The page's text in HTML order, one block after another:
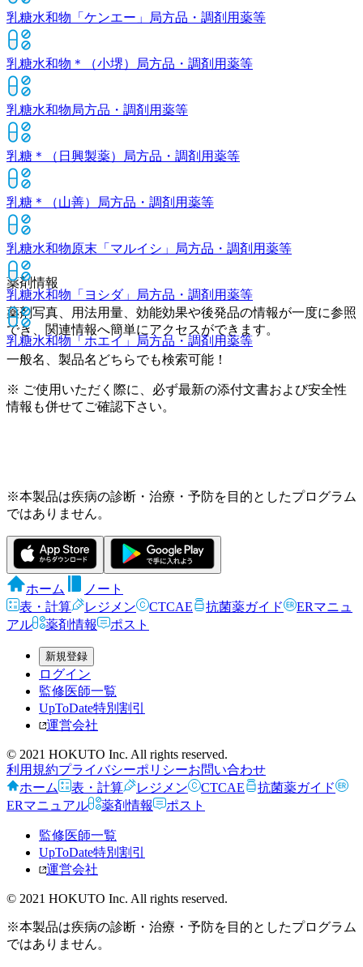
乳糖水和物「ケンエー」 局方品・調剤用薬等
乳糖水和物＊（小堺） 局方品・調剤用薬等
乳糖水和物局方品・調剤用薬等
乳糖＊（日興製薬） 局方品・調剤用薬等
乳糖＊（山善） 局方品・調剤用薬等
乳糖水和物原末「マルイシ」 局方品・調剤用薬等
乳糖水和物「ヨシダ」 局方品・調剤用薬等
乳糖水和物「ホエイ」 局方品・調剤用薬等
薬剤情報
薬剤写真、用法用量、効能効果や後発品の情報が一度に参照
でき、関連情報へ簡単にアクセスができます。
一般名、製品名どちらでも検索可能！
※ ご使用いただく際に、必ず最新の添付文書および安全性
情報も併せてご確認下さい。
※本製品は疾病の診断・治療・予防を目的としたプログラム
ではありません。
ホーム
ノート
表・計算
レジメン CTCAE 抗菌薬ガイド
ERマニュ
アル
薬剤情報 ポスト
新規登録
ログイン
監修医師一覧
UpToDate特別割引
運営会社
© 2021 HOKUTO Inc. All rights reserved.
利用規約プライバシーポリシーお問い合わせ
ホーム
表・計算 レジメン CTCAE
抗菌薬ガイド
ERマニュアル
薬剤情報 ポスト
監修医師一覧
UpToDate特別割引
運営会社
© 2021 HOKUTO Inc. All rights reserved.
※本製品は疾病の診断・治療・予防を目的としたプログラム
ではありません。